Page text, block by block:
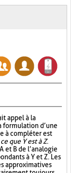
appel à la
d’une
à compléter est
que Y est à Z.
et B de l’analogie
à Y et Z. Les
approximatives